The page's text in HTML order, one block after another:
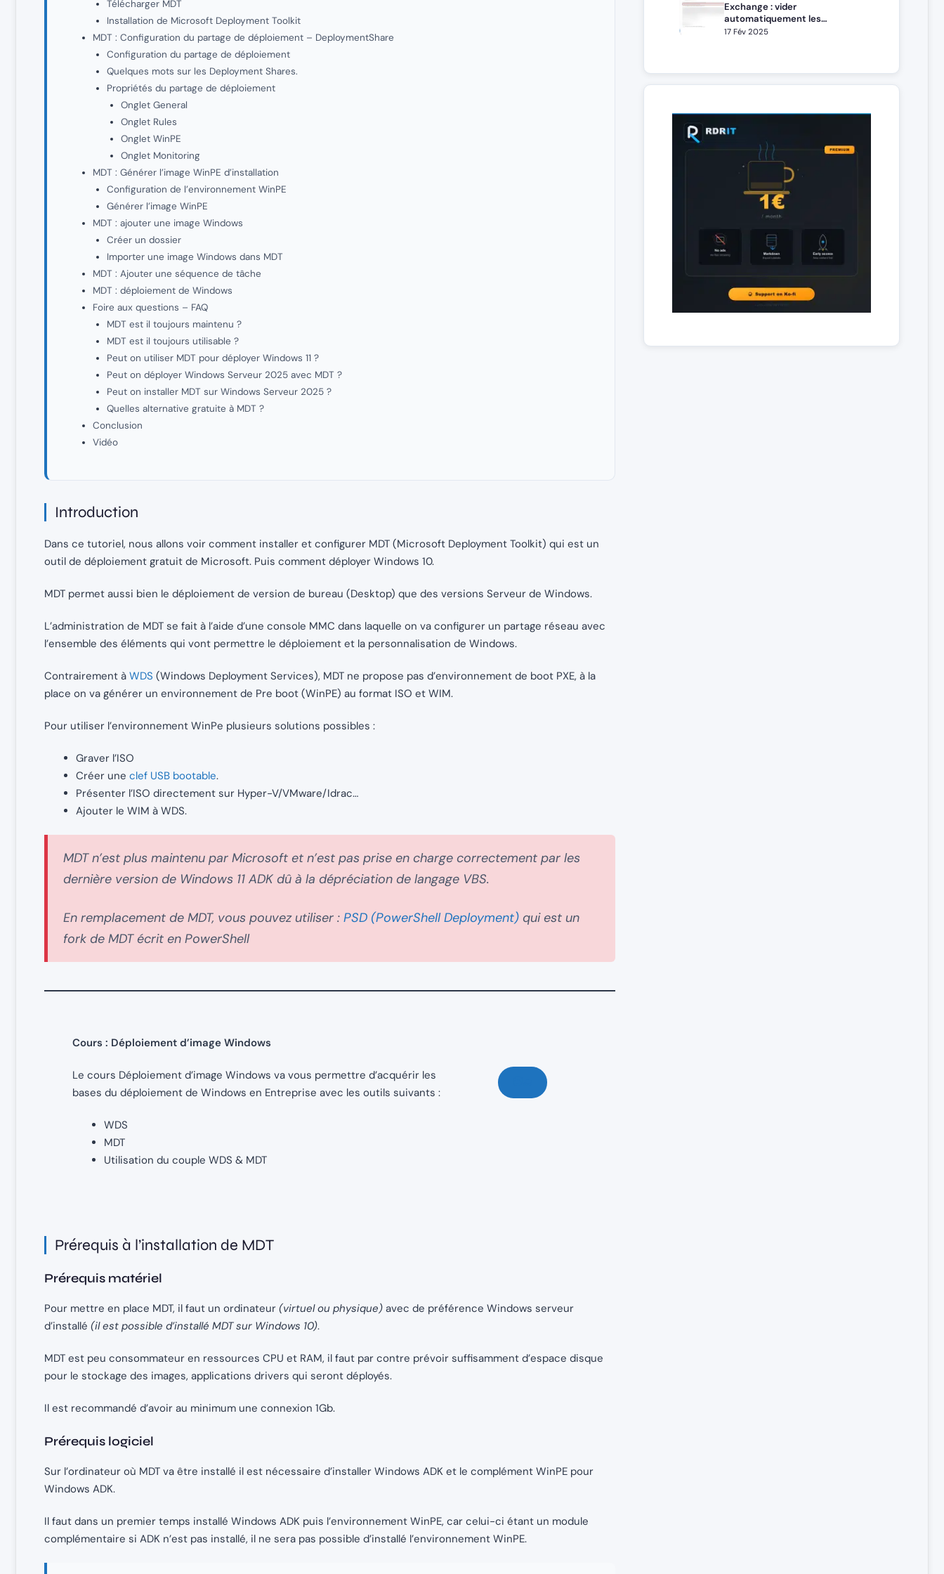
Télécharger MDT
Installation de Microsoft Deployment Toolkit
MDT : Configuration du partage de déploiement – DeploymentShare
Configuration du partage de déploiement
Quelques mots sur les Deployment Shares.
Propriétés du partage de déploiement
Onglet General
Onglet Rules
Onglet WinPE
Onglet Monitoring
MDT : Générer l’image WinPE d’installation
Configuration de l’environnement WinPE
Générer l’image WinPE
MDT : ajouter une image Windows
Créer un dossier
Importer une image Windows dans MDT
MDT : Ajouter une séquence de tâche
MDT : déploiement de Windows
Foire aux questions – FAQ
MDT est il toujours maintenu ?
MDT est il toujours utilisable ?
Peut on utiliser MDT pour déployer Windows 11 ?
Peut on déployer Windows Serveur 2025 avec MDT ?
Peut on installer MDT sur Windows Serveur 2025 ?
Quelles alternative gratuite à MDT ?
Conclusion
Vidéo
Introduction
Dans ce tutoriel, nous allons voir comment installer et configurer MDT (Microsoft Deployment Toolkit) qui est un
outil de déploiement gratuit de Microsoft. Puis comment déployer Windows 10.
MDT permet aussi bien le déploiement de version de bureau (Desktop) que des versions Serveur de Windows.
L’administration de MDT se fait à l’aide d’une console MMC dans laquelle on va configurer un partage réseau avec
l’ensemble des éléments qui vont permettre le déploiement et la personnalisation de Windows.
Contrairement à WDS (Windows Deployment Services), MDT ne propose pas d’environnement de boot PXE, à la
place on va générer un environnement de Pre boot (WinPE) au format ISO et WIM.
Pour utiliser l’environnement WinPe plusieurs solutions possibles :
Graver l’ISO
Créer une clef USB bootable.
Présenter l’ISO directement sur Hyper-V/VMware/Idrac…
Ajouter le WIM à WDS.
MDT n’est plus maintenu par Microsoft et n’est pas prise en charge correctement par les
dernière version de Windows 11 ADK dû à la dépréciation de langage VBS.
En remplacement de MDT, vous pouvez utiliser : PSD (PowerShell Deployment)qui est un
fork de MDT écrit en PowerShell
Cours : Déploiement d’image Windows
Le cours Déploiement d’image Windows va vous permettre d’acquérir les
bases du déploiement de Windows en Entreprise avec les outils suivants :
WDS
MDT
Utilisation du couple WDS & MDT
Prérequis à l’installation de MDT
Prérequis matériel
Pour mettre en place MDT, il faut un ordinateur (virtuel ou physique) avec de préférence Windows serveur
d’installé (il est possible d’installé MDT sur Windows 10).
MDT est peu consommateur en ressources CPU et RAM, il faut par contre prévoir suffisamment d’espace disque
pour le stockage des images, applications drivers qui seront déployés.
Il est recommandé d’avoir au minimum une connexion 1Gb.
Prérequis logiciel
Sur l’ordinateur où MDT va être installé il est nécessaire d’installer Windows ADK et le complément WinPE pour
Windows ADK.
Il faut dans un premier temps installé Windows ADK puis l’environnement WinPE, car celui-ci étant un module
complémentaire si ADK n’est pas installé, il ne sera pas possible d’installé l’environnement WinPE.
Exchange : vider
automatiquement les
éléments supprimés
17 Fév 2025